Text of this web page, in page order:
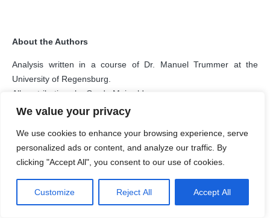
We value your privacy
We use cookies to enhance your browsing experience, serve
personalized ads or content, and analyze our traffic. By
clicking "Accept All", you consent to our use of cookies.
Customize Reject All Accept All
About the Authors
Analysis written in a course of Dr. Manuel Trummer at the
University of Regensburg.
All contributions by Gerda Maiwald
Analysis written in a course of Dr. Manuel Trummer at the
Universität Regensburg.
All contributions by Manuel Trummer
Citation